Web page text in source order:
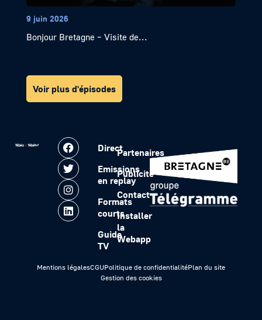
9 juin 2026
Bonjour Bretagne – Visite de...
Voir plus d'épisodes
Direct
Emissions
en replay
Formats
courts
Guide
TV
Partenaires
Publicité
Contact
Installer
la
Webapp
Mentions légalesCGUPolitique de confidentialitéPlan du site
Gestion des cookies